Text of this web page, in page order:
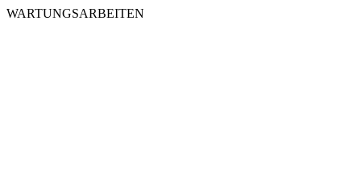
WARTUNGSARBEITEN